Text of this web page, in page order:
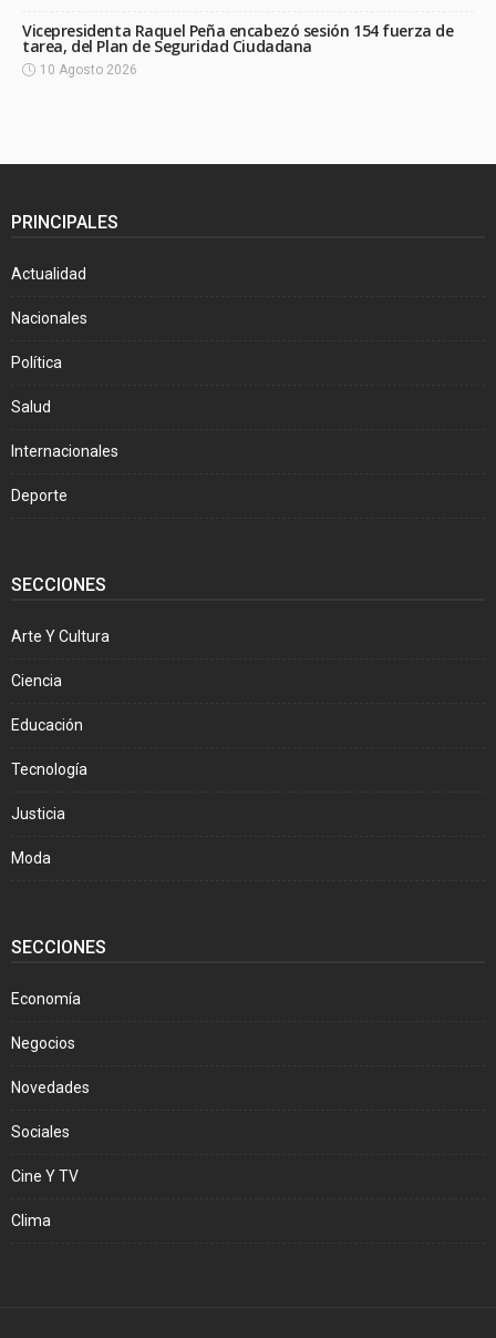
Vicepresidenta Raquel Peña encabezó sesión 154 fuerza de
tarea, del Plan de Seguridad Ciudadana
10 Agosto 2026
PRINCIPALES
Actualidad
Nacionales
Política
Salud
Internacionales
Deporte
SECCIONES
Arte Y Cultura
Ciencia
Educación
Tecnología
Justicia
Moda
SECCIONES
Economía
Negocios
Novedades
Sociales
Cine Y TV
Clima